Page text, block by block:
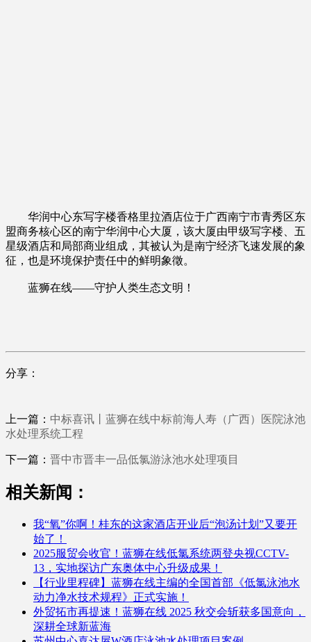
华润中心东写字楼香格里拉酒店位于广西南宁市青秀区东
盟商务核心区的南宁华润中心大厦，该大厦由甲级写字楼、五
星级酒店和局部商业组成，其被认为是南宁经济飞速发展的象
征，也是环境保护责任中的鲜明象徵。
蓝狮在线——守护人类生态文明！
分享：
上一篇： 中标喜讯丨蓝狮在线中标前海人寿（广西）医院泳池
水处理系统工程
下一篇： 晋中市晋丰一品低氯游泳池水处理项目
相关新闻：
我“氧”你啊！桂东的这家酒店开业后“泡汤计划”又要开
始了！
2025服贸会收官！蓝狮在线低氯系统两登央视CCTV-
13，实地探访广东奥体中心升级成果！
【行业里程碑】蓝狮在线主编的全国首部《低氯泳池水
动力净水技术规程》正式实施！
外贸拓市再提速！蓝狮在线 2025 秋交会斩获多国意向，
深耕全球新蓝海